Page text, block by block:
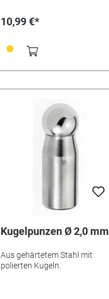
10,99 €*
Kugelpunzen Ø 2,0 mm
Aus gehärtetem Stahl mit
polierten Kugeln.